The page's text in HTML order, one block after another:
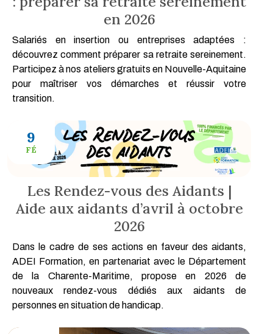
en 2026
Salariés en insertion ou entreprises adaptées :
découvrez comment préparer sa retraite sereinement.
Participez à nos ateliers gratuits en Nouvelle-Aquitaine
pour maîtriser vos démarches et réussir votre
transition.
9
FÉ
Les Rendez-vous des Aidants |
Aide aux aidants d’avril à octobre
2026
Dans le cadre de ses actions en faveur des aidants,
ADEI Formation, en partenariat avec le Département
de la Charente-Maritime, propose en 2026 de
nouveaux rendez-vous dédiés aux aidants de
personnes en situation de handicap.